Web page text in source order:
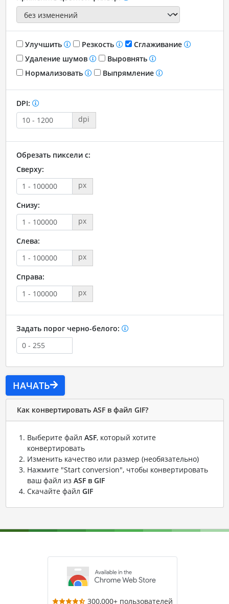
Улучшить Резкость
Сглаживание
Удаление шумов
Выровнять
Нормализовать
Выпрямление
DPI:
dpi
Обрезать пиксели с:
Сверху:
px
Снизу:
px
Слева:
px
Справа:
px
Задать порог черно-белого:
НАЧАТЬ
Как конвертировать ASF в файл GIF?
Выберите файл ASF, который хотите
конвертировать
Изменить качество или размер (необязательно)
Нажмите "Start conversion", чтобы конвертировать
ваш файл из ASF в GIF
Скачайте файл GIF
300,000+ пользователей